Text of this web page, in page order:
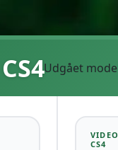
Udgået
CS4